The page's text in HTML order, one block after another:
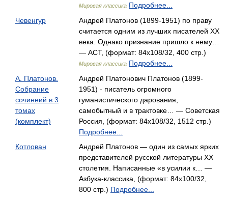
Мировая классика Подробнее...
Чевенгур
Андрей Платонов (1899-1951) по праву
считается одним из лучших писателей XX
века. Однако признание пришло к нему…
— АСТ, (формат: 84x108/32, 400 стр.)
Мировая классика Подробнее...
А. Платонов.
Собрание
сочинеий в 3
томах
(комплект)
Андрей Платонович Платонов (1899-
1951) - писатель огромного
гуманистического дарования,
самобытный и в трактовке… — Советская
Россия, (формат: 84x108/32, 1512 стр.)
Подробнее...
Котлован
Андрей Платонов — один из самых ярких
представителей русской литературы XX
столетия. Написанные «в усилии к… —
Азбука-классика, (формат: 84x100/32,
800 стр.) Подробнее...